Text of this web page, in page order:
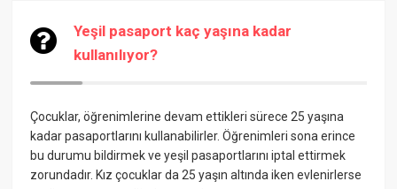
Yeşil pasaport kaç yaşına kadar
kullanılıyor?
Çocuklar, öğrenimlerine devam ettikleri sürece 25 yaşına
kadar pasaportlarını kullanabilirler. Öğrenimleri sona erince
bu durumu bildirmek ve yeşil pasaportlarını iptal ettirmek
zorundadır. Kız çocuklar da 25 yaşın altında iken evlenirlerse